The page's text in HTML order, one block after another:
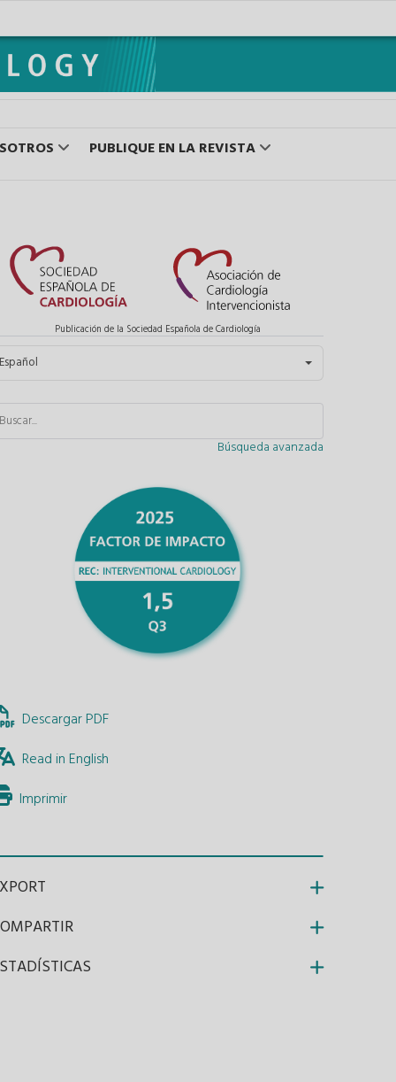
PUBLIQUE EN LA REVISTA
Publicación de la Sociedad Española de Cardiología
Seleccione su idioma
Español
Búsqueda avanzada
Descargar PDF
Read in English
Imprimir